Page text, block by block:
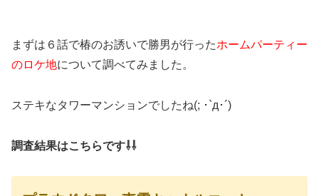
まずは６話で椿のお誘いで勝男が行ったホームパーティー
のロケ地について調べてみました。
ステキなタワーマンションでしたね(; ･`д･´)
調査結果はこちらです⇩⇩